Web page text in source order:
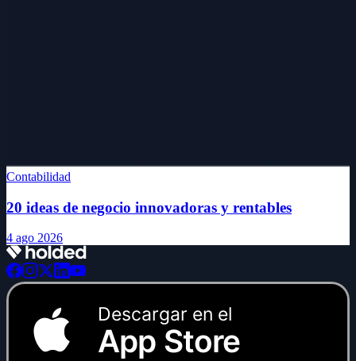
Contabilidad
20 ideas de negocio innovadoras y rentables
4 ago 2026
Descargar en el
App Store